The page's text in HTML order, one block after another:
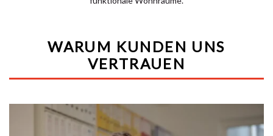
WARUM KUNDEN UNS
VERTRAUEN